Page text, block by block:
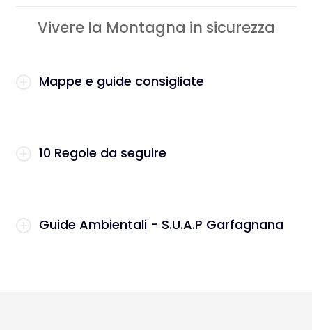
Vivere la Montagna in sicurezza
Mappe e guide consigliate
10 Regole da seguire
Guide Ambientali - S.U.A.P Garfagnana